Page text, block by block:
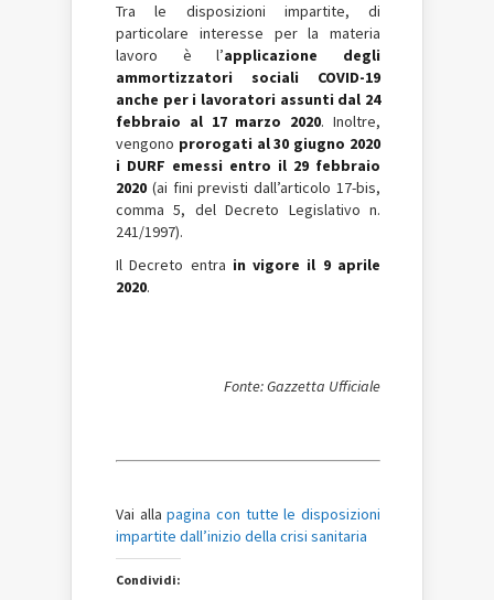
Tra le disposizioni impartite, di
particolare interesse per la materia
lavoro è l’applicazione degli
ammortizzatori sociali COVID-19
anche per i lavoratori assunti dal 24
febbraio al 17 marzo 2020. Inoltre,
vengono prorogati al 30 giugno 2020
i DURF emessi entro il 29 febbraio
2020 (ai fini previsti dall’articolo 17-bis,
comma 5, del Decreto Legislativo n.
241/1997).
Il Decreto entra in vigore il 9 aprile
2020.
Fonte: Gazzetta Ufficiale
Vai allapagina con tutte le disposizioni
impartite dall’inizio della crisi sanitaria
Condividi: